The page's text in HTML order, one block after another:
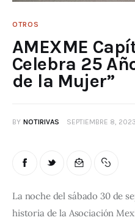
OTROS
AMEXME
Celebra 25
de la Mujer”
BY NOTIRIVAS SEPTIEMBRE 8, 2023
La noche del sábado 30 de
historia de la Asociación